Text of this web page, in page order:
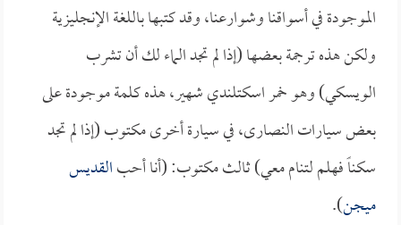
الموجودة في أسواقنا وشوارعنا، وقد كتبها باللغة الإنجليزية
ولكن هذه ترجمة بعضها (إذا لم تجد الماء لك أن تشرب
الويسكي) وهو خمر اسكتلندي شهير، هذه كلمة موجودة على
بعض سيارات النصارى، في سيارة أخرى مكتوب (إذا لم تجد
سكناً فهلم لتنام معي) ثالث مكتوب: (أنا أحبالقديس
ميجن).